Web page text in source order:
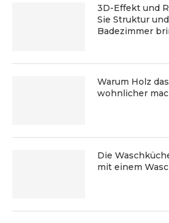
3D-Effekt und
Sie Struktur
Badezimmer
Warum Holz
wohnlicher
Die
mit einem